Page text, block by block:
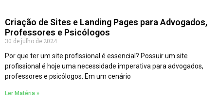
Criação de Sites e Landing Pages para Advogados,
Professores e Psicólogos
30 de julho de 2024
Por que ter um site profissional é essencial? Possuir um site
profissional é hoje uma necessidade imperativa para advogados,
professores e psicólogos. Em um cenário
Ler Matéria »